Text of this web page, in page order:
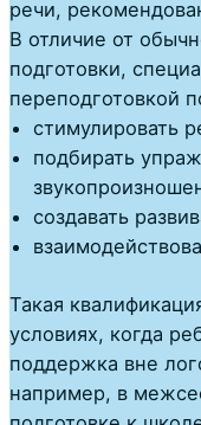
речи,
В отличие от
подготовки,
переподготовкой
стимулировать
подбирать
создавать
Такая
условиях, когда
поддержка вне
например, в